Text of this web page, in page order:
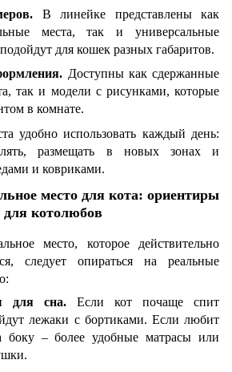
В линейке представлены как
места, так и универсальные
для кошек разных габаритов.
Доступны как сдержанные
так и модели с рисунками, которые
в комнате.
удобно использовать каждый день:
размещать в новых зонах и
и ковриками.
место для кота: ориентиры
для котолюбов
место, которое действительно
следует опираться на реальные
для сна. Если кот почаще спит
лежаки с бортиками. Если любит
боку – более удобные матрасы или